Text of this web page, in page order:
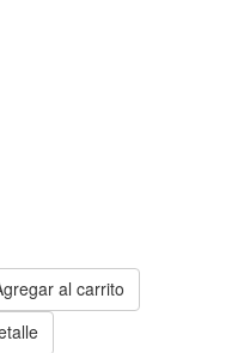
al carrito